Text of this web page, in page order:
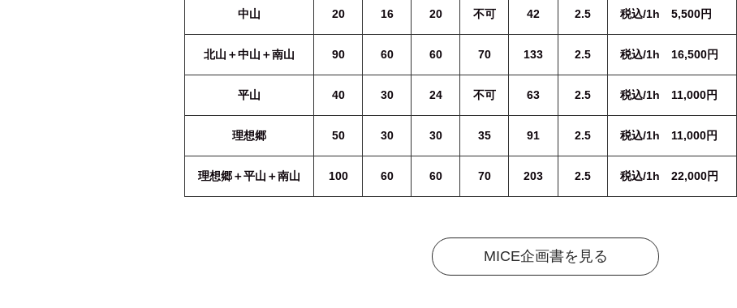
中山 20 16 20 不可 42 2.5 税込/1h 5,500円
北山＋中山＋南山 90 60 60 70 133 2.5 税込/1h 16,500円
平山 40 30 24 不可 63 2.5 税込/1h 11,000円
理想郷 50 30 30 35 91 2.5 税込/1h 11,000円
理想郷＋平山＋南山 100 60 60 70 203 2.5 税込/1h 22,000円
MICE企画書を見る